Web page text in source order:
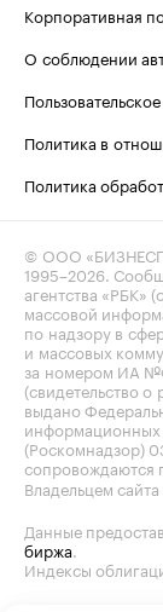
Корпоративная
О соблюдении
Политика в
Политика
© ООО
1995–2026 .
агентства «РБК»
массовой
по надзору в
и массовых
за номером ИА
(свидетельство
выдано
информационных
(Роскомнадзор)
сопровождаются
Владельцем
Данные
биржа
Индексы